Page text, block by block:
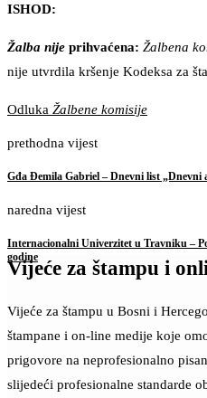
ISHOD:
Žalba nije prihvaćena: Žalbena
nije utvrdila kršenje Kodeksa za
Odluka Žalbene komisije
prethodna vijest
Gđa Đemila Gabriel – Dnevni list „Dnevni
naredna vijest
Internacionalni Univerzitet u Travniku –
godine
Vijeće za štampu i
Vijeće za štampu u Bosni i
štampane i on-line medije koje
prigovore na neprofesionalno
slijedeći profesionalne standarde